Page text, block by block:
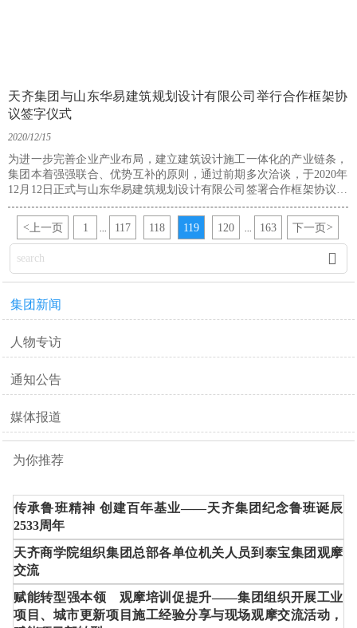
天齐集团与山东华易建筑规划设计有限公司举行合作框架协
议签字仪式
2020/12/15
为进一步完善企业产业布局，建立建筑设计施工一体化的产业链条，
集团本着强强联合、优势互补的原则，通过前期多次洽谈，于2020年
12月12日正式与山东华易建筑规划设计有限公司签署合作框架协议，
协议明确天齐集团收购华易设计公司60％的股权，成为山东华易建筑
规划设计有限公司最大股东。
<上一页 1 ... 117 118 119 120 ... 163 下一页 >

集团新闻
人物专访
通知公告
媒体报道
为你推荐
传承鲁班精神 创建百年基业——天齐集团纪念鲁班诞辰
2533周年
天齐商学院组织集团总部各单位机关人员到泰宝集团观摩
交流
赋能转型强本领 观摩培训促提升——集团组织开展工业
项目、城市更新项目施工经验分享与现场观摩交流活动，